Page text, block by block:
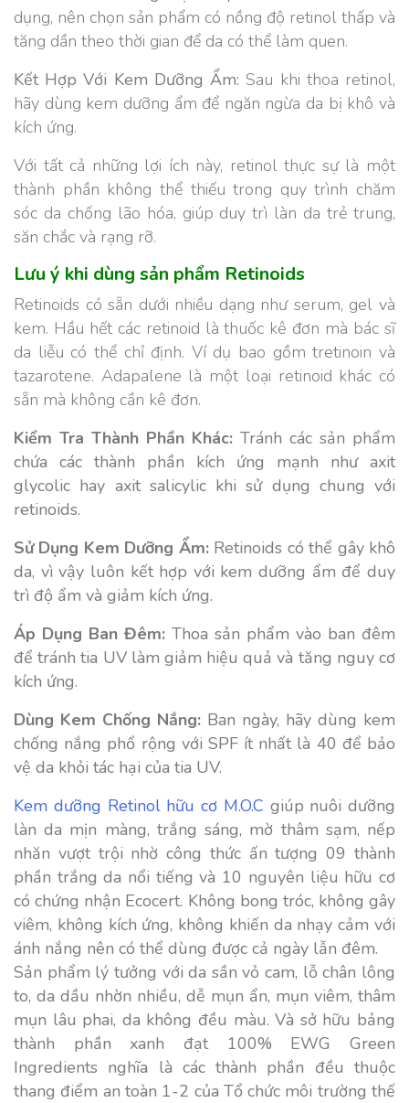
dụng, nên chọn sản phẩm có nồng độ retinol thấp và
tăng dần theo thời gian để da có thể làm quen.
Kết Hợp Với Kem Dưỡng Ẩm: Sau khi thoa retinol,
hãy dùng kem dưỡng ẩm để ngăn ngừa da bị khô và
kích ứng.
Với tất cả những lợi ích này, retinol thực sự là một
thành phần không thể thiếu trong quy trình chăm
sóc da chống lão hóa, giúp duy trì làn da trẻ trung,
săn chắc và rạng rỡ.
Lưu ý khi dùng sản phẩm Retinoids
Retinoids có sẵn dưới nhiều dạng như serum, gel và
kem. Hầu hết các retinoid là thuốc kê đơn mà bác sĩ
da liễu có thể chỉ định. Ví dụ bao gồm tretinoin và
tazarotene. Adapalene là một loại retinoid khác có
sẵn mà không cần kê đơn.
Kiểm Tra Thành Phần Khác: Tránh các sản phẩm
chứa các thành phần kích ứng mạnh như axit
glycolic hay axit salicylic khi sử dụng chung với
retinoids.
Sử Dụng Kem Dưỡng Ẩm: Retinoids có thể gây khô
da, vì vậy luôn kết hợp với kem dưỡng ẩm để duy
trì độ ẩm và giảm kích ứng.
Áp Dụng Ban Đêm: Thoa sản phẩm vào ban đêm
để tránh tia UV làm giảm hiệu quả và tăng nguy cơ
kích ứng.
Dùng Kem Chống Nắng: Ban ngày, hãy dùng kem
chống nắng phổ rộng với SPF ít nhất là 40 để bảo
vệ da khỏi tác hại của tia UV.
Kem dưỡng Retinol hữu cơ M.O.C giúp nuôi dưỡng
làn da mịn màng, trắng sáng, mờ thâm sạm, nếp
nhăn vượt trội nhờ công thức ấn tượng 09 thành
phần trắng da nổi tiếng và 10 nguyên liệu hữu cơ
có chứng nhận Ecocert. Không bong tróc, không gây
viêm, không kích ứng, không khiến da nhạy cảm với
ánh nắng nên có thể dùng được cả ngày lẫn đêm.
Sản phẩm lý tưởng với da sần vỏ cam, lỗ chân lông
to, da dầu nhờn nhiều, dễ mụn ẩn, mụn viêm, thâm
mụn lâu phai, da không đều màu. Và sở hữu bảng
thành phần xanh đạt 100% EWG Green
Ingredients nghĩa là các thành phần đều thuộc
thang điểm an toàn 1-2 của Tổ chức môi trường thế